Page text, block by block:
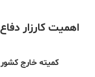
اهمیت کارزار
کمیتە خارج